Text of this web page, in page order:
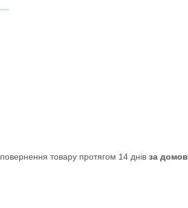
повернення товару протягом 14 днів за